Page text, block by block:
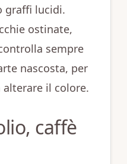
graffi lucidi.
ostinate,
sempre
nascosta, per
alterare il colore.
caffè